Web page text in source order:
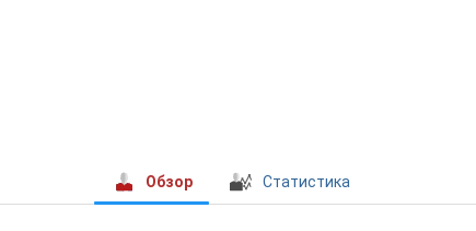
Обзор Статистика